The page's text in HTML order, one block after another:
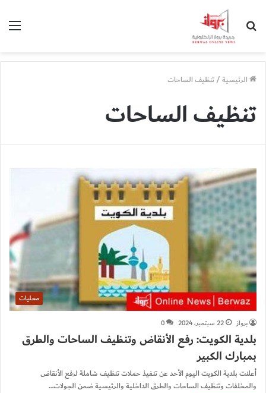
الرئيسية/تنظيف الساحات
تنظيف الساحات
محليات
برواز
22 سبتمبر، 2024 0
بلدية الكويت: رفع الأنقاض وتنظيف الساحات والطرق
بمبارك الكبير
أعلنت بلدية الكويت اليوم الأحد عن تنفيذ حملات تنظيف شاملة لرفع الأنقاض
والمخلفات وتنظيف الساحات والطرق الداخلية والرئيسية ضمن الجولات…